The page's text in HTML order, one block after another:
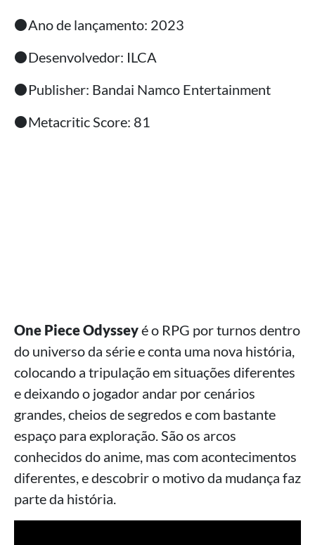
⚫Ano de lançamento: 2023
⚫Desenvolvedor: ILCA
⚫Publisher: Bandai Namco Entertainment
⚫Metacritic Score: 81
One Piece Odysseyé o RPG por turnos dentro
do universo da série e conta uma nova história,
colocando a tripulação em situações diferentes
e deixando o jogador andar por cenários
grandes, cheios de segredos e com bastante
espaço para exploração. São os arcos
conhecidos do anime, mas com acontecimentos
diferentes, e descobrir o motivo da mudança faz
parte da história.